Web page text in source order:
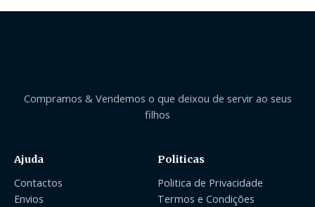
Compramos & Vendemos o que deixou de servir ao seus
filhos
Ajuda
Contactos
Envios
Politicas
Politica de Privacidade
Termos e Condições